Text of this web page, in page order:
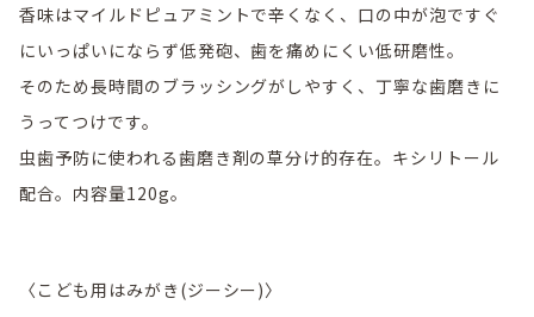
香味はマイルドピュアミントで辛くなく、口の中が泡ですぐ
にいっぱいにならず低発砲、歯を痛めにくい低研磨性。
そのため長時間のブラッシングがしやすく、丁寧な歯磨きに
うってつけです。
虫歯予防に使われる歯磨き剤の草分け的存在。キシリトール
配合。内容量120g。
〈こども用はみがき(ジーシー)〉